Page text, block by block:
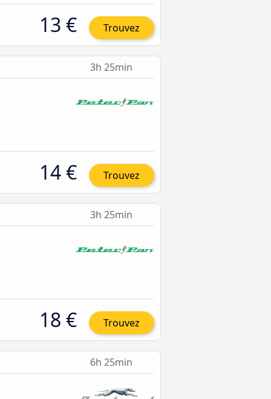
13 € Trouvez
3h 25min
14 € Trouvez
3h 25min
18 € Trouvez
6h 25min